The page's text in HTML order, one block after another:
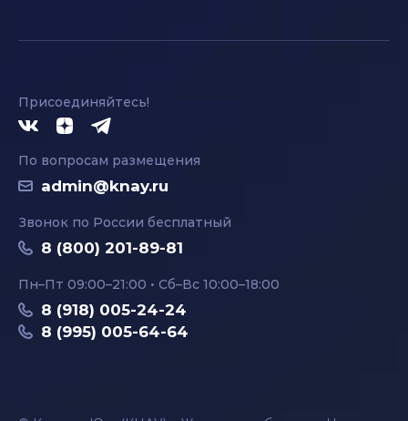
Присоединяйтесь!
По вопросам размещения
admin@knay.ru
Звонок по России бесплатный
8 (800) 201-89-81
Пн–Пт 09:00–21:00 • Сб–Вс 10:00–18:00
8 (918) 005-24-24
8 (995) 005-64-64